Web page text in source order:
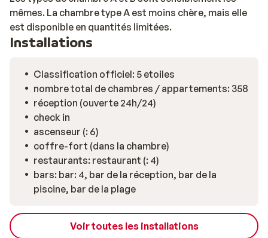
mêmes. La chambre type A est moins chère, mais elle
est disponible en quantités limitées.
Installations
Classification officiel: 5 etoiles
nombre total de chambres / appartements: 358
réception (ouverte 24h/24)
check in
ascenseur (: 6)
coffre-fort (dans la chambre)
restaurants: restaurant (: 4)
bars: bar: 4, bar de la réception, bar de la
piscine, bar de la plage
Voir toutes les installations